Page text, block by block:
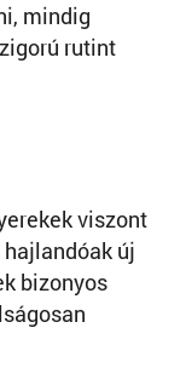
mindig
rutint
viszont
új
bizonyos